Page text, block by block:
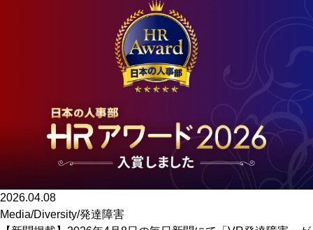
2026.04.08
Media/Diversity/発達障害